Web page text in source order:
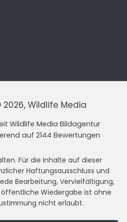
Wildlife Media
Wildlife Media Bildagentur
auf 2144 Bewertungen
Für die Inhalte auf dieser
Haftungsausschluss und
Bearbeitung, Vervielfältigung,
Wiedergabe ist ohne
nicht erlaubt.